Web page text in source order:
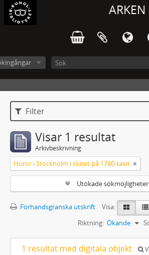
ARKEN
Filter
Visar 1 resultat
Arkivbeskrivning
Horor i Stockholm i slutet på 1760-talet
Utökade sökmöjligheter
Förhandsgranska utskrift
Visa:
Riktning: Ökande
1 resultat med digitala objekt